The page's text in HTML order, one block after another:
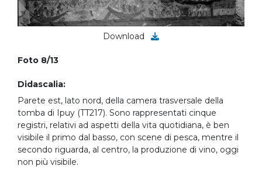
Download
Foto 8/13
Didascalia:
Parete est, lato nord, della camera trasversale della
tomba di Ipuy (TT217). Sono rappresentati cinque
registri, relativi ad aspetti della vita quotidiana, è ben
visibile il primo dal basso, con scene di pesca, mentre il
secondo riguarda, al centro, la produzione di vino, oggi
non più visibile.